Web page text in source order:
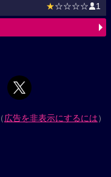
★☆☆☆☆ 1
（広告を非表示にするには）